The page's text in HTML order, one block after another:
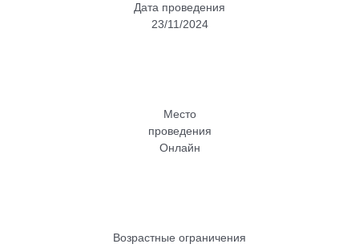
Дата проведения
23/11/2024
Место
проведения
Онлайн
Возрастные ограничения